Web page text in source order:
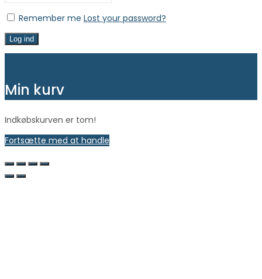
Remember me Lost your password?
Log ind
Min kurv
Indkøbskurven er tom!
Fortsætte med at handle